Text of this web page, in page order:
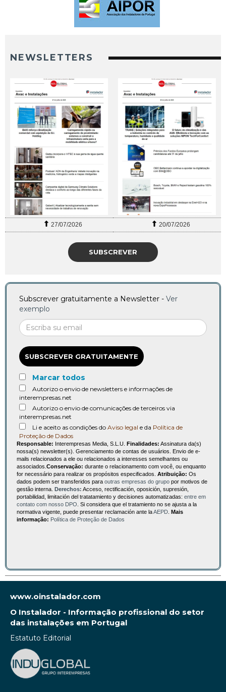
NEWSLETTERS
27/07/2026 20/07/2026
SUBSCREVER
Subscrever gratuitamente a Newsletter - Ver
exemplo
SUBSCREVER GRATUITAMENTE
Marcar todos
Autorizo o envio de newsletters e informações de
interempresas.net
Autorizo o envio de comunicações de terceiros via
interempresas.net
Li e aceito as condições do Aviso legal e da Política de
Proteção de Dados
Responsable: Interempresas Media, S.L.U. Finalidades: Assinatura da(s)
nossa(s) newsletter(s). Gerenciamento de contas de usuários. Envio de e-
mails relacionados a ele ou relacionados a interesses semelhantes ou
associados. Conservação: durante o relacionamento com você, ou enquanto
for necessário para realizar os propósitos especificados. Atribuição: Os
dados podem ser transferidos para outras empresas do grupo por motivos de
gestão interna. Derechos: Acceso, rectificación, oposición, supresión,
portabilidad, limitación del tratatamiento y decisiones automatizadas: entre em
contato com nosso DPO . Si considera que el tratamiento no se ajusta a la
normativa vigente, puede presentar reclamación ante laAEPD Mais
informação: Política de Proteção de Dados
www.oinstalador.com
O Instalador - Informação profissional do setor
das instalações em Portugal
Estatuto Editorial